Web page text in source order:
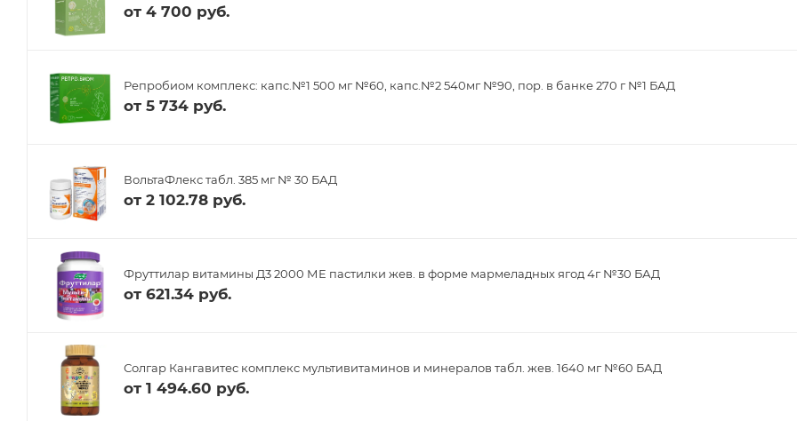
от 4 700 руб.
Репробиом комплекс: капс.№1 500 мг №60, капс.№2 540мг №90, пор. в банке 270 г №1 БАД
от 5 734 руб.
ВольтаФлекс табл. 385 мг № 30 БАД
от 2 102.78 руб.
Фруттилар витамины Д3 2000 МЕ пастилки жев. в форме мармеладных ягод 4г №30 БАД
от 621.34 руб.
Солгар Кангавитес комплекс мультивитаминов и минералов табл. жев. 1640 мг №60 БАД
от 1 494.60 руб.